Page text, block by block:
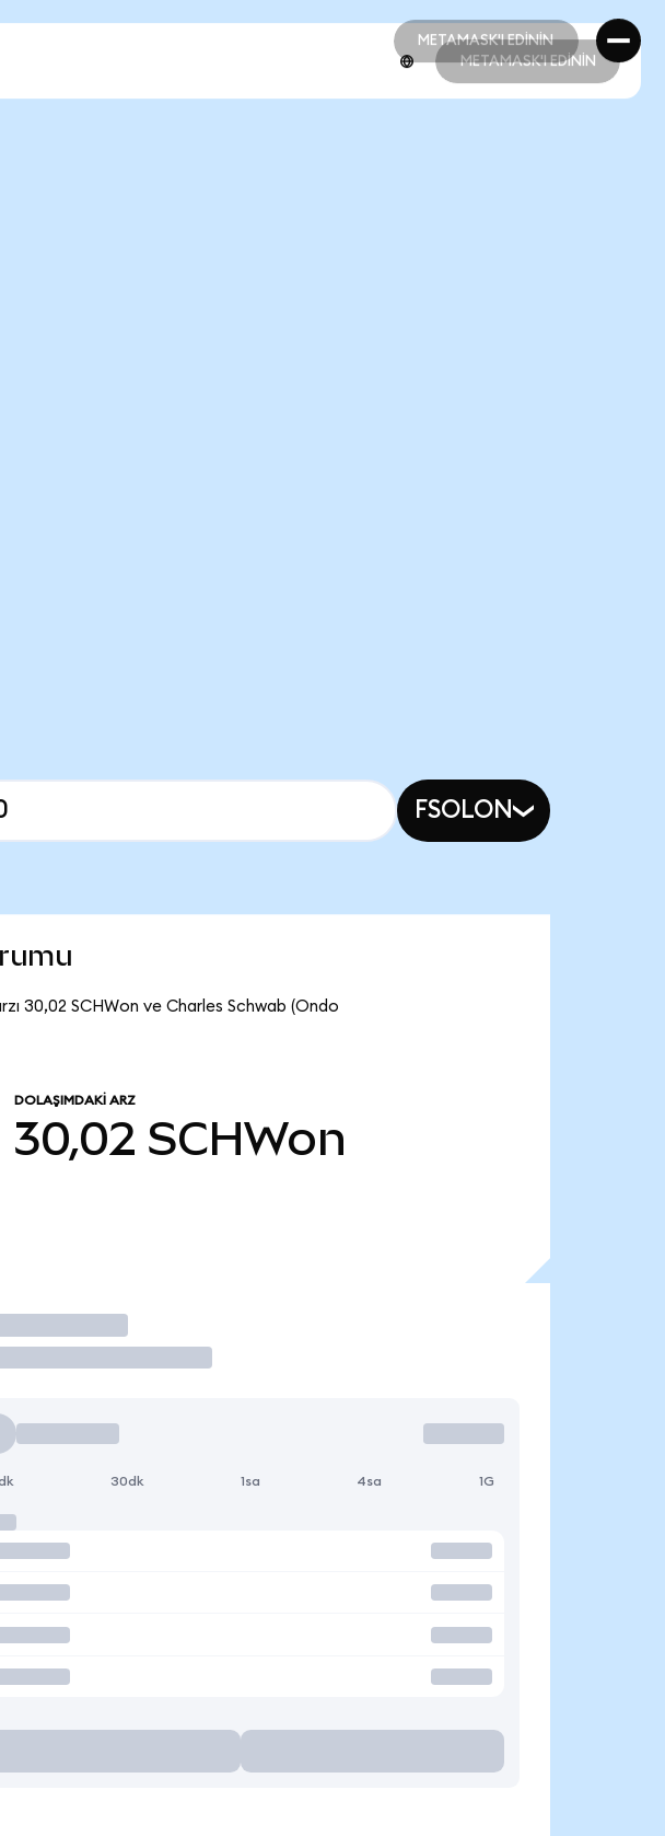
METAMASK'I EDİNİN
METAMASK'I EDİNİN
METAMASK'I EDİNİN
FSOLON
30,02 SCHWon ve Charles Schwab (Ondo
DOLAŞIMDAKI ARZ
30,02 SCHWon
Yap
30dk 1sa 4sa 1G